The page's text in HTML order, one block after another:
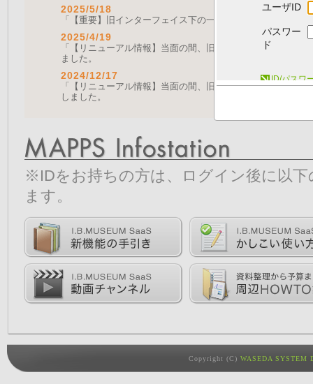
2025/5/18
「【重要】旧インターフェイス下の一部機能の停止につい
2025/4/19
「【リニューアル情報】当面の間、旧画面をご利用いただ
ました。
2024/12/17
「【リニューアル情報】当面の間、旧画面をご利用いただ
しました。
※IDをお持ちの方は、ログイン後に以
ます。
Copyright (C) WASEDA SYSTEM
ユーザID
パスワー
ド
ID/パスワ